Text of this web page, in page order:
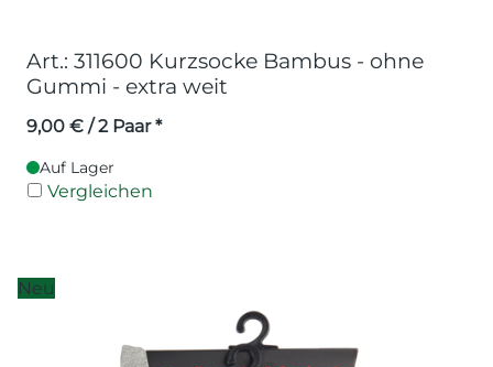
Art.: 311600 Kurzsocke Bambus - ohne
Gummi - extra weit
9,00 € / 2 Paar *
Auf Lager
Vergleichen
Neu